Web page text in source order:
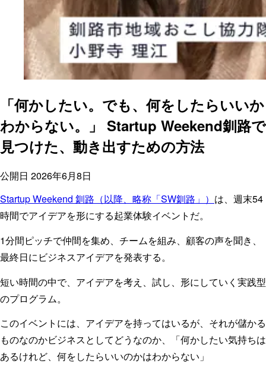
「何かしたい。でも、何をしたらいいか
わからない。」 Startup Weekend釧路で
見つけた、動き出すための方法
公開日 2026年6月8日
Startup Weekend 釧路（以降、略称「SW釧路」） は、週末54
時間でアイデアを形にする起業体験イベントだ。
1分間ピッチで仲間を集め、チームを組み、顧客の声を聞き、
最終日にビジネスアイデアを発表する。
短い時間の中で、アイデアを考え、試し、形にしていく実践型
のプログラム。
このイベントには、アイデアを持ってはいるが、それが儲かる
ものなのかビジネスとしてどうなのか、「何かしたい気持ちは
あるけれど、何をしたらいいのかはわからない」